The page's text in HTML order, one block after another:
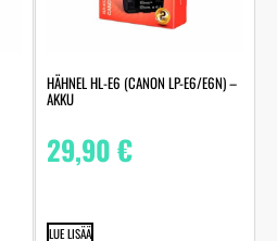
HÄHNEL HL-E6 (CANON LP-E6/E6N) –
AKKU
29,90€
LUE LISÄÄ